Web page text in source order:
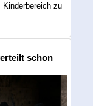
Kinderbereich zu
schon